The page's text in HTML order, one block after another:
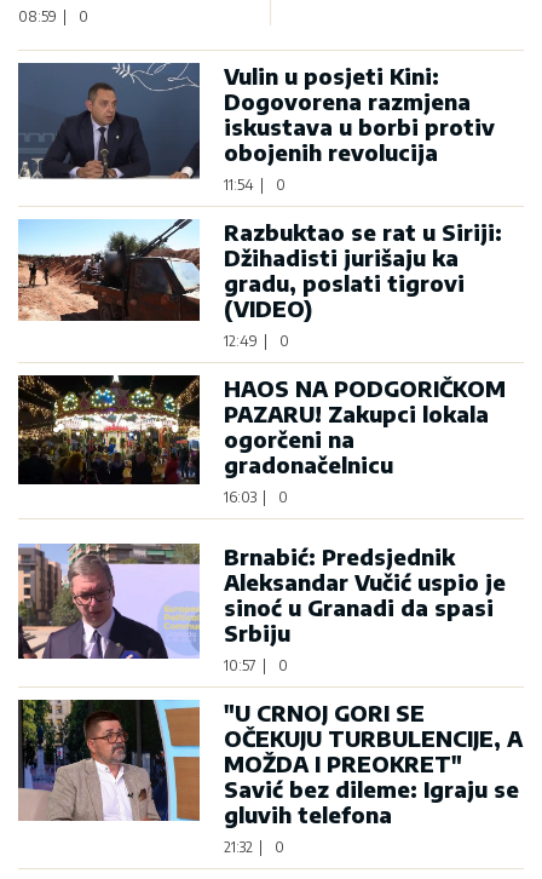
08:59 0
Vulin u posjeti Kini:
Dogovorena razmjena
iskustava u borbi protiv
obojenih revolucija
11:54 0
Razbuktao se rat u Siriji:
Džihadisti jurišaju ka
gradu, poslati tigrovi
(VIDEO)
12:49 0
HAOS NA PODGORIČKOM
PAZARU! Zakupci lokala
ogorčeni na
gradonačelnicu
16:03 0
Brnabić: Predsjednik
Aleksandar Vučić uspio je
sinoć u Granadi da spasi
Srbiju
10:57 0
"U CRNOJ GORI SE
OČEKUJU TURBULENCIJE, A
MOŽDA I PREOKRET"
Savić bez dileme: Igraju se
gluvih telefona
21:32 0